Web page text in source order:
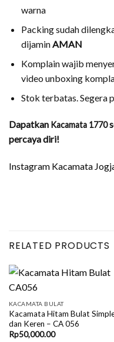
warna
Packing sudah
dijamin AMAN
Komplain wajib
video unboxing
Stok terbatas. Segera
Dapatkan Kacamata 1770
percaya diri!
Instagram Kacamata
RELATED PRODUCTS
KACAMATA BULAT
Kacamata Hitam Bulat
dan Keren – CA 056
Rp50,000.00